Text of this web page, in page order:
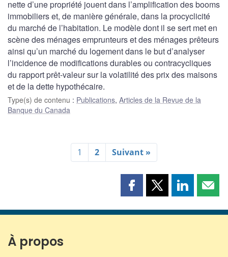
nette d’une propriété jouent dans l’amplification des booms
immobiliers et, de manière générale, dans la procyclicité
du marché de l’habitation. Le modèle dont il se sert met en
scène des ménages emprunteurs et des ménages prêteurs
ainsi qu’un marché du logement dans le but d’analyser
l’incidence de modifications durables ou contracycliques
du rapport prêt-valeur sur la volatilité des prix des maisons
et de la dette hypothécaire.
Type(s) de contenu : Publications, Articles de la Revue de la
Banque du Canada
1 2 Suivant »
Partager
page
Partager
page
Partager
page page
À propos